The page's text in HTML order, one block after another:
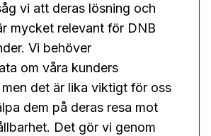
vi att deras lösning och
mycket relevant för DNB
Vi behöver
om våra kunders
det är lika viktigt för oss
dem på deras resa mot
Det gör vi genom